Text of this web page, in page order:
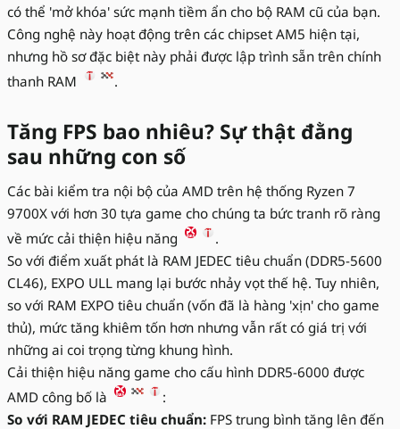
có thể 'mở khóa' sức mạnh tiềm ẩn cho bộ RAM cũ của bạn.
Công nghệ này hoạt động trên các chipset AM5 hiện tại,
nhưng hồ sơ đặc biệt này phải được lập trình sẵn trên chính
thanh RAM
.
Tăng FPS bao nhiêu? Sự thật đằng
sau những con số
Các bài kiểm tra nội bộ của AMD trên hệ thống Ryzen 7
9700X với hơn 30 tựa game cho chúng ta bức tranh rõ ràng
về mức cải thiện hiệu năng
.
So với điểm xuất phát là RAM JEDEC tiêu chuẩn (DDR5-5600
CL46), EXPO ULL mang lại bước nhảy vọt thế hệ. Tuy nhiên,
so với RAM EXPO tiêu chuẩn (vốn đã là hàng 'xịn' cho game
thủ), mức tăng khiêm tốn hơn nhưng vẫn rất có giá trị với
những ai coi trọng từng khung hình.
Cải thiện hiệu năng game cho cấu hình DDR5-6000 được
AMD công bố là
:
So với RAM JEDEC tiêu chuẩn: FPS trung bình tăng lên đến